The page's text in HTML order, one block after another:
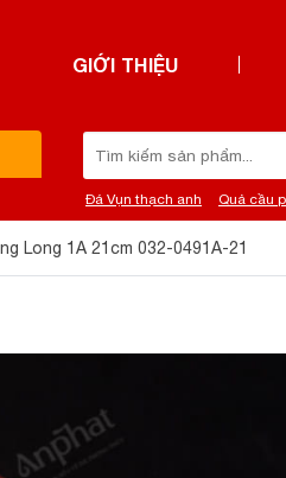
GIỚI THIỆU
kiếm:
Đá Vụn thạch anh Quả cầu
Long 1A 21cm 032-0491A-21